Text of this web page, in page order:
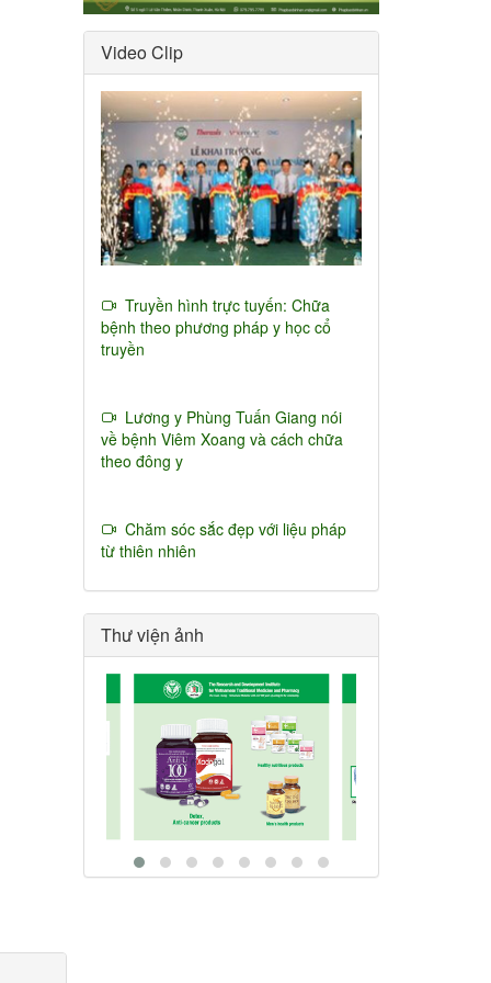
Video Clip
Truyền hình trực tuyến: Chữa
bệnh theo phương pháp y học cổ
truyền
Lương y Phùng Tuấn Giang nói
về bệnh Viêm Xoang và cách chữa
theo đông y
Chăm sóc sắc đẹp với liệu pháp
từ thiên nhiên
Thư viện ảnh